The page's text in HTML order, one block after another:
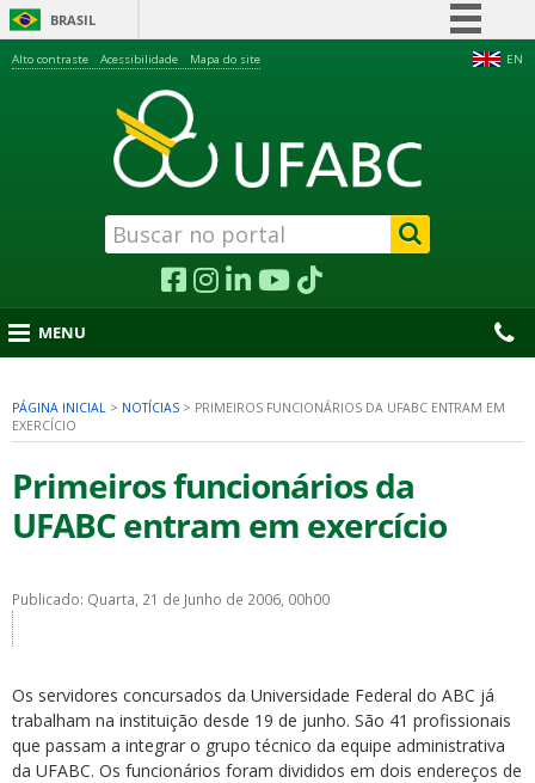
BRASIL
Acesso à informação
Legislação
Canais
EN
Alto contraste Acessibilidade Mapa do site
MENU
PÁGINA INICIAL > NOTÍCIAS > PRIMEIROS FUNCIONÁRIOS DA UFABC ENTRAM EM
EXERCÍCIO
Primeiros funcionários da
UFABC entram em exercício
Publicado: Quarta, 21 de Junho de 2006, 00h00
Os servidores concursados da Universidade Federal do ABC já
trabalham na instituição desde 19 de junho. São 41 profissionais
que passam a integrar o grupo técnico da equipe administrativa
da UFABC. Os funcionários foram divididos em dois endereços de